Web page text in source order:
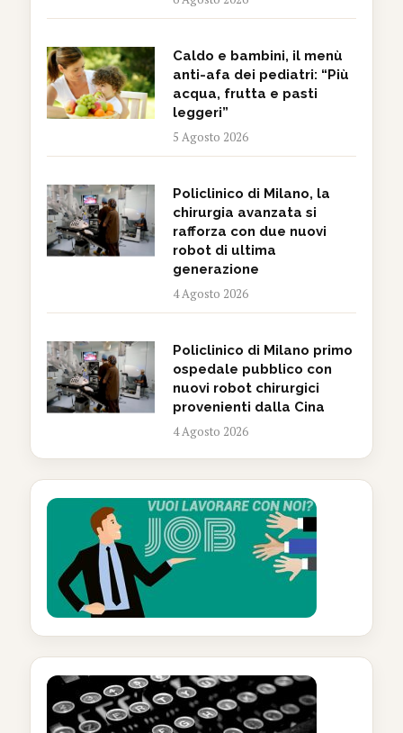
Caldo e bambini, il menù
anti-afa dei pediatri: “Più
acqua, frutta e pasti
leggeri”
5 Agosto 2026
Policlinico di Milano, la
chirurgia avanzata si
rafforza con due nuovi
robot di ultima
generazione
4 Agosto 2026
Policlinico di Milano primo
ospedale pubblico con
nuovi robot chirurgici
provenienti dalla Cina
4 Agosto 2026